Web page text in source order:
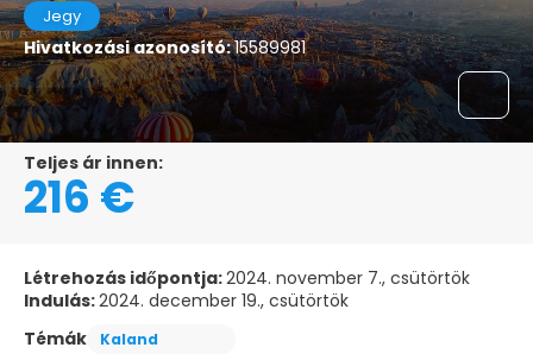
Jegy
Hivatkozási azonosító:15589981
Teljes ár innen:
216 €
Létrehozás időpontja:2024. november 7., csütörtök
Indulás:2024. december 19., csütörtök
Témák
Kaland